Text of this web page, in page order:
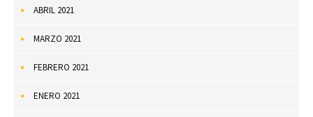
ABRIL 2021
MARZO 2021
FEBRERO 2021
ENERO 2021